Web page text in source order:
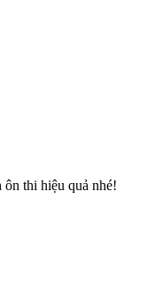
thi hiệu quả nhé!